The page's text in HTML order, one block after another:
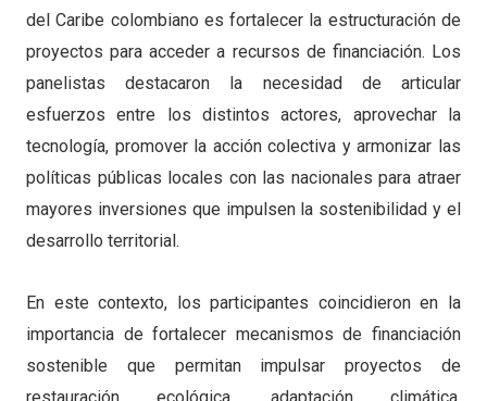
del Caribe colombiano es fortalecer la estructuración de
proyectos para acceder a recursos de financiación. Los
panelistas destacaron la necesidad de articular
esfuerzos entre los distintos actores, aprovechar la
tecnología, promover la acción colectiva y armonizar las
políticas públicas locales con las nacionales para atraer
mayores inversiones que impulsen la sostenibilidad y el
desarrollo territorial.
En este contexto, los participantes coincidieron en la
importancia de fortalecer mecanismos de financiación
sostenible que permitan impulsar proyectos de